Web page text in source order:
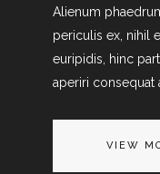
Alienum
periculis ex, nihil
euripidis, hinc
aperiri consequat
VIEW